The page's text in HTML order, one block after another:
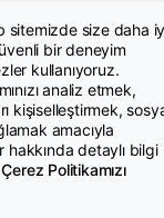
da
veri setini
sitemizde size daha
bir deneyim
kullanıyoruz.
analiz etmek,
kişiselleştirmek,
amacıyla
hakkında detaylı bilgi
Politikamızı